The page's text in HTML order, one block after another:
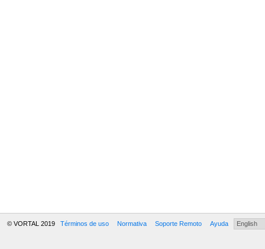
© VORTAL 2019 Términos de uso Normativa Soporte Remoto Ayuda